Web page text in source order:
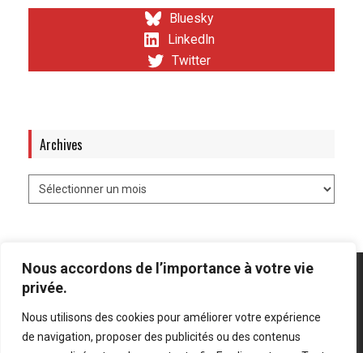
Nous accordons de l’importance à votre vie
privée.
Nous utilisons des cookies pour améliorer votre expérience
de navigation, proposer des publicités ou des contenus
Bluesky
LinkedIn
Twitter
Archives
Mentions légales Politique de confidentialité